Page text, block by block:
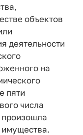
объектов
деятельности
на
пяти
числа
произошла
имущества.